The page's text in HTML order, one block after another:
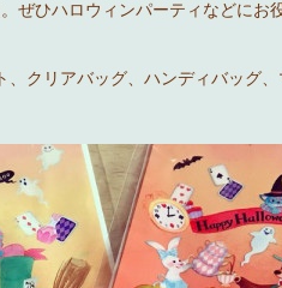
ぜひハロウィンパーティなどにお
クリアバッグ、ハンディバッグ